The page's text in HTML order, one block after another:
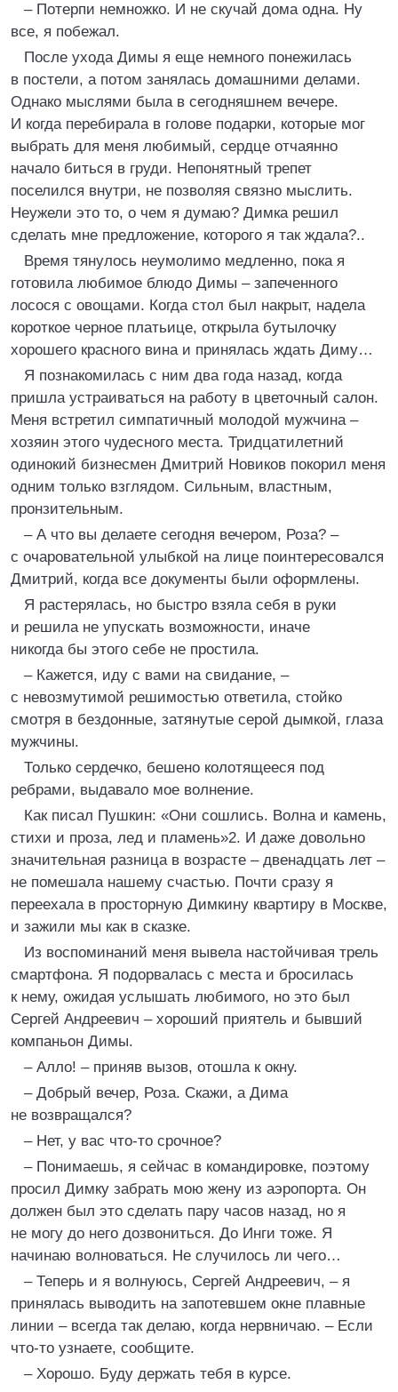
– Потерпи немножко. И не скучай дома одна. Ну
все, я побежал.
После ухода Димы я еще немного понежилась
в постели, а потом занялась домашними делами.
Однако мыслями была в сегодняшнем вечере.
И когда перебирала в голове подарки, которые мог
выбрать для меня любимый, сердце отчаянно
начало биться в груди. Непонятный трепет
поселился внутри, не позволяя связно мыслить.
Неужели это то, о чем я думаю? Димка решил
сделать мне предложение, которого я так ждала?..
Время тянулось неумолимо медленно, пока я
готовила любимое блюдо Димы – запеченного
лосося с овощами. Когда стол был накрыт, надела
короткое черное платьице, открыла бутылочку
хорошего красного вина и принялась ждать Диму…
Я познакомилась с ним два года назад, когда
пришла устраиваться на работу в цветочный салон.
Меня встретил симпатичный молодой мужчина –
хозяин этого чудесного места. Тридцатилетний
одинокий бизнесмен Дмитрий Новиков покорил меня
одним только взглядом. Сильным, властным,
пронзительным.
– А что вы делаете сегодня вечером, Роза? –
с очаровательной улыбкой на лице поинтересовался
Дмитрий, когда все документы были оформлены.
Я растерялась, но быстро взяла себя в руки
и решила не упускать возможности, иначе
никогда бы этого себе не простила.
– Кажется, иду с вами на свидание, –
с невозмутимой решимостью ответила, стойко
смотря в бездонные, затянутые серой дымкой, глаза
мужчины.
Только сердечко, бешено колотящееся под
ребрами, выдавало мое волнение.
Как писал Пушкин: «Они сошлись. Волна и камень,
стихи и проза, лед и пламень»2. И даже довольно
значительная разница в возрасте – двенадцать лет –
не помешала нашему счастью. Почти сразу я
переехала в просторную Димкину квартиру в Москве,
и зажили мы как в сказке.
Из воспоминаний меня вывела настойчивая трель
смартфона. Я подорвалась с места и бросилась
к нему, ожидая услышать любимого, но это был
Сергей Андреевич – хороший приятель и бывший
компаньон Димы.
– Алло! – приняв вызов, отошла к окну.
– Добрый вечер, Роза. Скажи, а Дима
не возвращался?
– Нет, у вас что-то срочное?
– Понимаешь, я сейчас в командировке, поэтому
просил Димку забрать мою жену из аэропорта. Он
должен был это сделать пару часов назад, но я
не могу до него дозвониться. До Инги тоже. Я
начинаю волноваться. Не случилось ли чего…
– Теперь и я волнуюсь, Сергей Андреевич, – я
принялась выводить на запотевшем окне плавные
линии – всегда так делаю, когда нервничаю. – Если
что-то узнаете, сообщите.
– Хорошо. Буду держать тебя в курсе.